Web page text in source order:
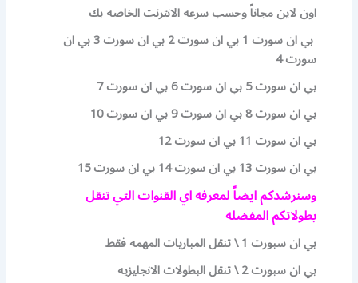
اون لاين مجاناً وحسب سرعه الانترنت الخاصه بك
بي ان سورت 1 بي ان سورت 2 بي ان سورت 3 بي ان
سورت 4
بي ان سورت 5 بي ان سورت 6 بي ان سورت 7
بي ان سورت 8 بي ان سورت 9 بي ان سورت 10
بي ان سورت 11 بي ان سورت 12
بي ان سورت 13 بي ان سورت 14 بي ان سورت 15
وسنرشدكم ايضاً لمعرفه اي القنوات التي تنقل
بطولاتكم المفضله
بي ان سبورت 1 \ تنقل المباريات المهمه فقط
بي ان سبورت 2 \ تنقل البطولات الانجليزيه